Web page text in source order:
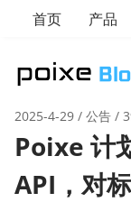
首页 产品
2025-4-29/ 公告/
Poixe 计
API，对